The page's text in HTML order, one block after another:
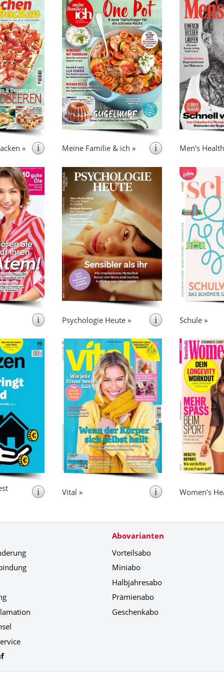
» i
pro Jahr
& Backen”
die gerne mit
und mit
Kochen &
Backen” liefert
im Alltag und
von guten
Rezepten vor
.
Meine Familie & ich » i
erscheint 13x pro Jahr
meine Familie & ich bringt
neben leckeren und
einfachen Rezepten auch
praktische Tipps für den
ganzen Haushalt.
Mit Beiträgen
aus den Bereichen Gesundheit,
Beauty, Wellness, Reisen, Auto,
Haushalt, Geld und Recht.
Men's
erscheint
- es liefert mit
seinen
Nutzwert.
Freizeit
i
+ 6
monatliche
Zeitschrift für
—
ab 50 Jahre
auf
in der
Lebenshälfte.
Psychologie Heute » i
erscheint monatlich
Psychologie Heute ist seit über
50 Jahren die führende
Zeitschrift für Psychologie und
Humanwissenschaften.
Für
Menschen mit einem tiefen
Interesse an den wichtigen
Themen des Lebens.
Schule »
Die
konzentriert
i
monatlich
Finanzen
untersucht
etc.
kompetent.
und
Berichte
Anlagefonds
ab.
Vital » i
erscheint 6x pro Jahr
VITAL ist Europas größtes
Wellness-Magazin.
„VITAL”
bietet Anregungen und Tipps in
den Bereichen Fitness, Beauty,
Ernährung und Gesundheit zur
Steigerung von Wohlbefinden,
Harmonie und Power.
Women's
erscheint
Lifestyle
Das Heft
tollen Mix
und
um
Schönheit,
Abovarianten
Vorteilsabo
Miniabo
Halbjahresabo
Prämienabo
Geschenkabo